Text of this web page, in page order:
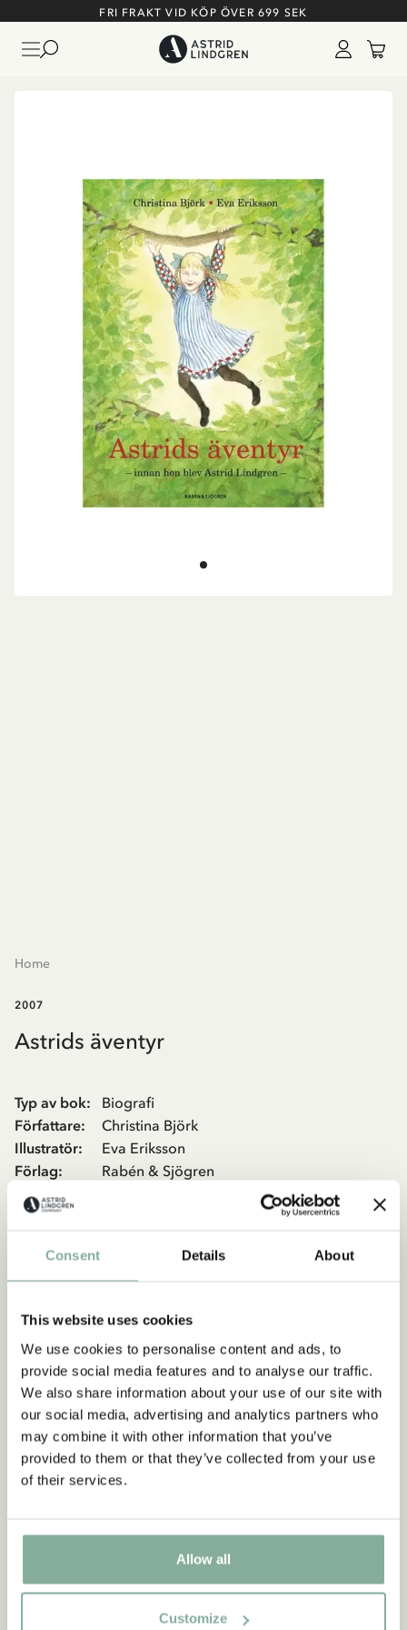
Consent Details About
This website uses cookies
We use cookies to personalise content and ads, to
provide social media features and to analyse our traffic.
We also share information about your use of our site with
our social media, advertising and analytics partners who
may combine it with other information that you’ve
provided to them or that they’ve collected from your use
of their services.
Allow all
Customize
FRI FRAKT VID KÖP ÖVER 699 SEK
Home
2007
Astrids äventyr
Typ av bok:
Biografi
Författare:
Christina Björk
Illustratör:
Eva Eriksson
Förlag: Rabén & Sjögren
Boken handlar om tre saker. Den handlar om den tiden när
småländska, om hennes vänner och deras lekar. Den handlar
den som besöker Vimmerby och vill hitta saker som Astrid
Bullerbyn och Katthult.
Upptäck mer Böcker
UNGA VUXNA